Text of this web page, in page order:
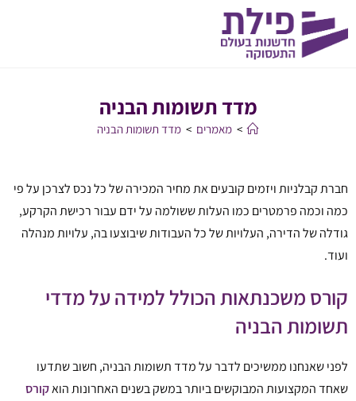
מדד תשומות הבניה
> מאמרים > מדד תשומות הבניה
חברת קבלניות ויזמים קובעים את מחיר המכירה של כל נכס לצרכן על פי
כמה וכמה פרמטרים כמו העלות ששולמה על ידם עבור רכישת הקרקע,
גודלה של הדירה, העלויות של כל העבודות שיבוצעו בה, עלויות מנהלה
ועוד.
קורס משכנתאות הכולל למידה על מדדי
תשומות הבניה
לפני שאנחנו ממשיכים לדבר על מדד תשומות הבניה, חשוב שתדעו
שאחד המקצועות המבוקשים ביותר במשק בשנים האחרונות הואקורס